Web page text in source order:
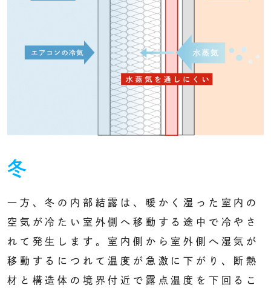
冬
一方、冬の内部結露は、暖かく湿った室内の
空気が冷たい室外側へ移動する途中で冷やさ
れて発生します。室内側から室外側へ湿気が
移動するにつれて温度が急激に下がり、断熱
材と構造体の境界付近で露点温度を下回るこ